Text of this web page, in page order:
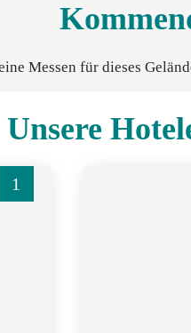
Messen für dieses
Unsere
1